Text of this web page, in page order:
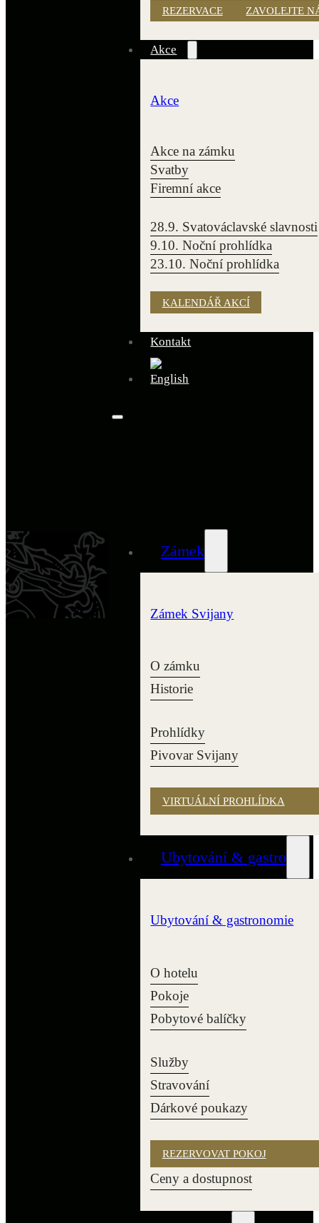
REZERVACE ZAVOLEJTE
Akce
Akce
Akce na zámku
Svatby
Firemní akce
28.9. Svatováclavské slavnosti
9.10. Noční prohlídka
23.10. Noční prohlídka
KALENDÁŘ AKCÍ
Kontakt
Zámek
Zámek Svijany
O zámku
Historie
Prohlídky
Pivovar Svijany
VIRTUÁLNÍ PROHLÍDKA
Ubytování & gastro
Ubytování & gastronomie
O hotelu
Pokoje
Pobytové balíčky
Služby
Stravování
Dárkové poukazy
REZERVOVAT POKOJ
Ceny a dostupnost